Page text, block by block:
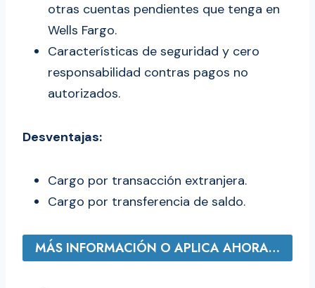
otras cuentas pendientes que tenga en
Wells Fargo.
Características de seguridad y cero
responsabilidad contras pagos no
autorizados.
Desventajas:
Cargo por transacción extranjera.
Cargo por transferencia de saldo.
MÁS INFORMACIÓN O APLICA AHORA…